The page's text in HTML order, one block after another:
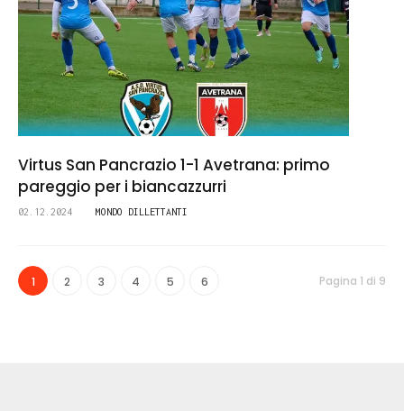
Virtus San Pancrazio 1-1 Avetrana: primo
pareggio per i biancazzurri
02.12.2024 MONDO DILLETTANTI
1 2 3 4 5 6 Pagina 1 di 9